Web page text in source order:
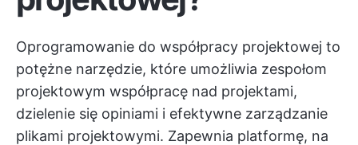
Oprogramowanie do współpracy projektowej to
potężne narzędzie, które umożliwia zespołom
projektowym współpracę nad projektami,
dzielenie się opiniami i efektywne zarządzanie
plikami projektowymi. Zapewnia platformę, na